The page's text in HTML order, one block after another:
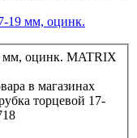
19 мм, оцинк.
в магазинах
торцевой 17-